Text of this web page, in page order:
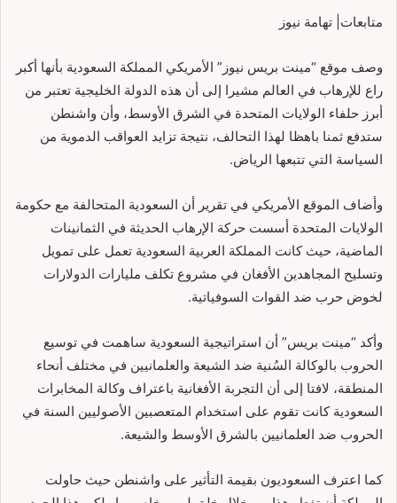
متابعات| تهامة نيوز
وصف موقع “مينت بريس نيوز” الأمريكي المملكة السعودية بأنها أكبر
راع للإرهاب في العالم مشيرا إلى أن هذه الدولة الخليجية تعتبر من
أبرز حلفاء الولايات المتحدة في الشرق الأوسط، وأن واشنطن
ستدفع ثمنا باهظا لهذا التحالف، نتيجة تزايد العواقب الدموية من
السياسة التي تتبعها الرياض.
وأضاف الموقع الأمريكي في تقرير أن السعودية المتحالفة مع حكومة
الولايات المتحدة أسست حركة الإرهاب الحديثة في الثمانينات
الماضية، حيث كانت المملكة العربية السعودية تعمل على تمويل
وتسليح المجاهدين الأفغان في مشروع تكلف مليارات الدولارات
لخوض حرب ضد القوات السوفياتية.
وأكد “مينت بريس” أن استراتيجية السعودية ساهمت في توسيع
الحروب بالوكالة السُنية ضد الشيعة والعلمانيين في مختلف أنحاء
المنطقة، لافتا إلى أن التجربة الأفغانية باعتراف وكالة المخابرات
السعودية كانت تقوم على استخدام المتعصبين الأصوليين السنة في
الحروب ضد العلمانيين بالشرق الأوسط والشيعة.
كما اعترف السعوديون بقيمة التأثير على واشنطن حيث حاولت